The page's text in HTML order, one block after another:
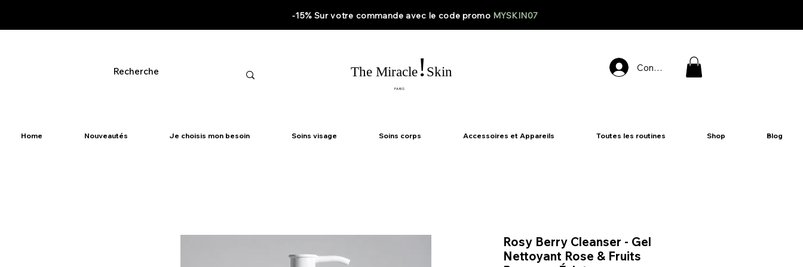
-15% Sur votre commande avec le code promo MYSKIN07
The Miracle ! Skin
PARIS
Connexion
Home Nouveautés Je choisis mon besoin Soins visage Soins corps Accessoires et Appareils Toutes les routines Shop Blog
Rosy Berry Cleanser - Gel
Nettoyant Rose & Fruits